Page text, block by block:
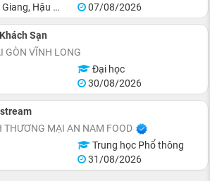
Mau, Bến Tre, Long An
07/08/2026
Sạn
GÒN VĨNH LONG
Đại học
30/08/2026
THƯƠNG MẠI AN NAM FOOD
Trung học Phổ thông
31/08/2026